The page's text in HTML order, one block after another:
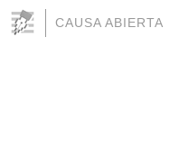
CAUSA ABIERTA